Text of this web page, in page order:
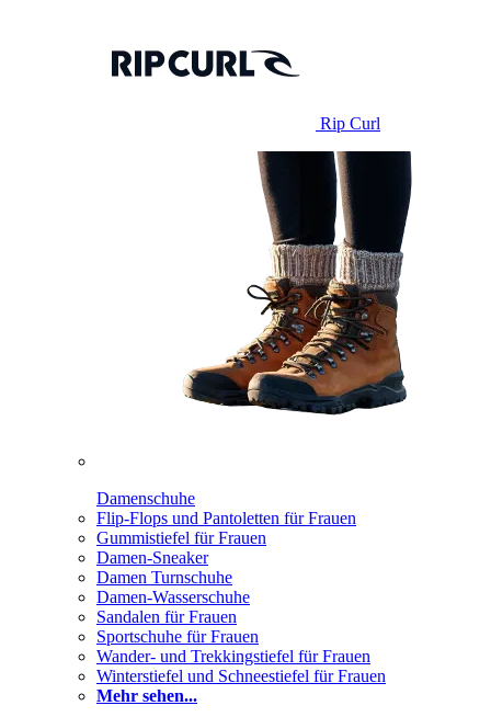
Rip Curl
Damenschuhe
Flip-Flops und Pantoletten für Frauen
Gummistiefel für Frauen
Damen-Sneaker
Damen Turnschuhe
Damen-Wasserschuhe
Sandalen für Frauen
Sportschuhe für Frauen
Wander- und Trekkingstiefel für Frauen
Winterstiefel und Schneestiefel für Frauen
Mehr sehen...